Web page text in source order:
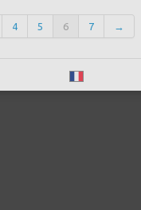
4 5 6 7 →